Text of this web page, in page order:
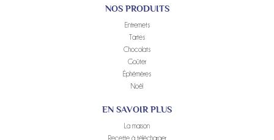
NOS PRODUITS
Entremets
Tartes
Chocolats
Goûter
Éphémères
Noël
EN SAVOIR PLUS
La maison
Recette à télécharger